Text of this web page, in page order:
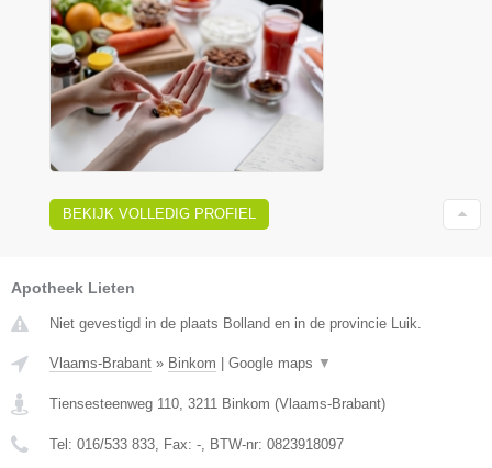
BEKIJK VOLLEDIG PROFIEL
Apotheek Lieten
Niet gevestigd in de plaats Bolland en in de provincie Luik.
Vlaams-Brabant » Binkom | Google maps ▼
Tiensesteenweg 110 3211 Binkom (Vlaams-Brabant)
Tel: 016/533 833 , Fax: - , BTW-nr: 0823918097